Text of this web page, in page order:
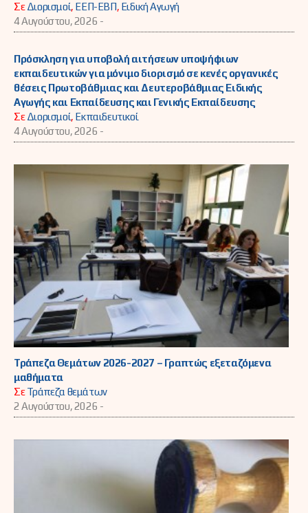
ΣεΔιορισμοί, ΕΕΠ-ΕΒΠ, Ειδική Αγωγή
4 Αυγούστου, 2026 -
Πρόσκληση για υποβολή αιτήσεων υποψήφιων
εκπαιδευτικών για μόνιμο διορισμό σε κενές οργανικές
θέσεις Πρωτοβάθμιας και Δευτεροβάθμιας Ειδικής
Αγωγής και Εκπαίδευσης και Γενικής Εκπαίδευσης
ΣεΔιορισμοί, Εκπαιδευτικοί
4 Αυγούστου, 2026 -
Τράπεζα Θεμάτων 2026-2027 – Γραπτώς εξεταζόμενα
μαθήματα
ΣεΤράπεζα θεμάτων
2 Αυγούστου, 2026 -